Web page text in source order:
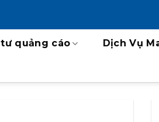
quảng cáo Dịch Vụ